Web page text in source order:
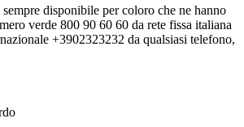
sempre disponibile per coloro che ne hanno
verde 800 90 60 60 da rete fissa italiana
+3902323232 da qualsiasi telefono,